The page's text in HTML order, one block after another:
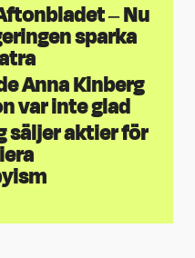
– Nu
sparka
Anna Kinberg
var inte glad
säljer aktier för